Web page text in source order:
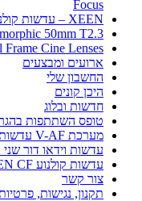
Focus
XEEN – עדשות קולנוע מקצועיות
50mm T2.3
Cine Lenses
ארועים ומבצעים
החשבון שלי
היכן קונים
חדשות ובלוג
טופס השתתפות
מערכת V-AF עדשות וידאו לסוני FE
עדשות וידאו דור שני Cine Mk2
עדשות קולנוע XEEN CF
צור קשר
תקנון, נגישות,